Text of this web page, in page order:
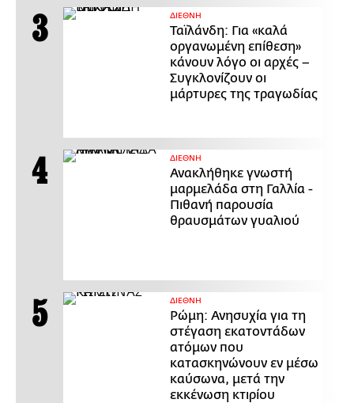
ΔΙΕΘΝΗ
Ταϊλάνδη: Για «καλά
οργανωμένη επίθεση»
κάνουν λόγο οι αρχές –
Συγκλονίζουν οι
μάρτυρες της τραγωδίας
ΔΙΕΘΝΗ
Ανακλήθηκε γνωστή
μαρμελάδα στη Γαλλία -
Πιθανή παρουσία
θραυσμάτων γυαλιού
ΔΙΕΘΝΗ
Ρώμη: Ανησυχία για τη
στέγαση εκατοντάδων
ατόμων που
κατασκηνώνουν εν μέσω
καύσωνα, μετά την
εκκένωση κτιρίου